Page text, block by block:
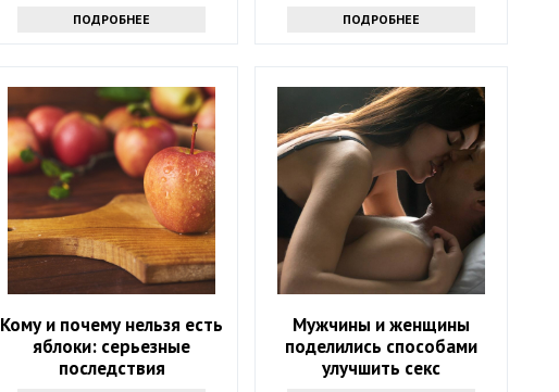
ПОДРОБНЕЕ ПОДРОБНЕЕ
Кому и почему нельзя есть
яблоки: серьезные
последствия
Мужчины и женщины
поделились способами
улучшить секс